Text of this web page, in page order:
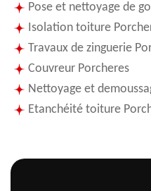
Pose et nettoyage de
Isolation toiture
Travaux de zinguerie
Couvreur Porcheres
Nettoyage et
Etanchéité toiture